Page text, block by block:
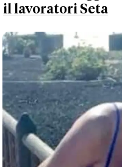
il lavoratori Seta